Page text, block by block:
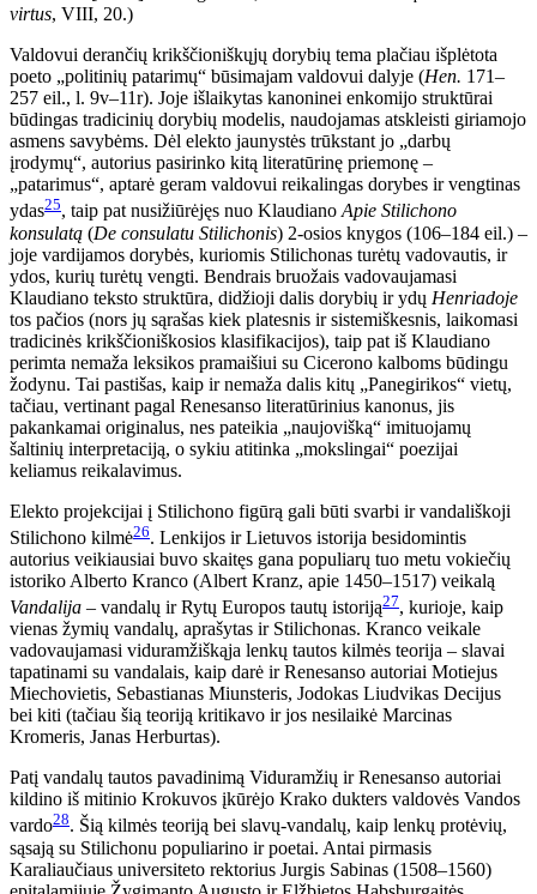
virtus, VIII, 20.)
Valdovui derančių krikščioniškųjų dorybių tema plačiau išplėtota
poeto „politinių patarimų“ būsimajam valdovui dalyje (Hen. 171–
257 eil., l. 9v–11r). Joje išlaikytas kanoninei enkomijo struktūrai
būdingas tradicinių dorybių modelis, naudojamas atskleisti giriamojo
asmens savybėms. Dėl elekto jaunystės trūkstant jo „darbų
įrodymų“, autorius pasirinko kitą literatūrinę priemonę –
„patarimus“, aptarė geram valdovui reikalingas dorybes ir vengtinas
ydas25, taip pat nusižiūrėjęs nuo KlaudianoApie Stilichono
konsulatą (De consulatu Stilichonis) 2-osios knygos (106–184 eil.) –
joje vardijamos dorybės, kuriomis Stilichonas turėtų vadovautis, ir
ydos, kurių turėtų vengti. Bendrais bruožais vadovaujamasi
Klaudiano teksto struktūra, didžioji dalis dorybių ir ydų Henriadoje
tos pačios (nors jų sąrašas kiek platesnis ir sistemiškesnis, laikomasi
tradicinės krikščioniškosios klasifikacijos), taip pat iš Klaudiano
perimta nemaža leksikos pramaišiui su Cicerono kalboms būdingu
žodynu. Tai pastišas, kaip ir nemaža dalis kitų „Panegirikos“ vietų,
tačiau, vertinant pagal Renesanso literatūrinius kanonus, jis
pakankamai originalus, nes pateikia „naujovišką“ imituojamų
šaltinių interpretaciją, o sykiu atitinka „mokslingai“ poezijai
keliamus reikalavimus.
Elekto projekcijai į Stilichono figūrą gali būti svarbi ir vandališkoji
Stilichono kilmė26. Lenkijos ir Lietuvos istorija besidomintis
autorius veikiausiai buvo skaitęs gana populiarų tuo metu vokiečių
istoriko Alberto Kranco (Albert Kranz, apie 1450–1517) veikalą
Vandalija – vandalų ir Rytų Europos tautų istoriją27, kurioje, kaip
vienas žymių vandalų, aprašytas ir Stilichonas. Kranco veikale
vadovaujamasi viduramžiškąja lenkų tautos kilmės teorija – slavai
tapatinami su vandalais, kaip darė ir Renesanso autoriai Motiejus
Miechovietis, Sebastianas Miunsteris, Jodokas Liudvikas Decijus
bei kiti (tačiau šią teoriją kritikavo ir jos nesilaikė Marcinas
Kromeris, Janas Herburtas).
Patį vandalų tautos pavadinimą Viduramžių ir Renesanso autoriai
kildino iš mitinio Krokuvos įkūrėjo Krako dukters valdovės Vandos
vardo28. Šią kilmės teoriją bei slavų-vandalų, kaip lenkų protėvių,
sąsają su Stilichonu populiarino ir poetai. Antai pirmasis
Karaliaučiaus universiteto rektorius Jurgis Sabinas (1508–1560)